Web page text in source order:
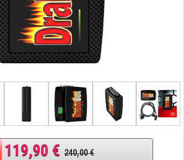
119,90 € 240,00 €